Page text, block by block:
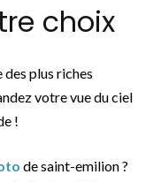
choix
des plus riches
votre vue du ciel
!
de saint-emilion ?